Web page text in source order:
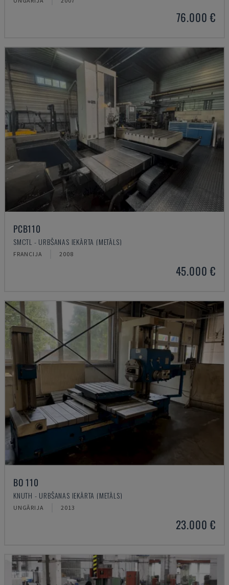
76.000 €
PCB110
SMCTL - URBŠANAS IEKĀRTA (METĀLS)
FRANCIJA 2008
45.000 €
BO 110
KNUTH - URBŠANAS IEKĀRTA (METĀLS)
UNGĀRIJA 2013
23.000 €